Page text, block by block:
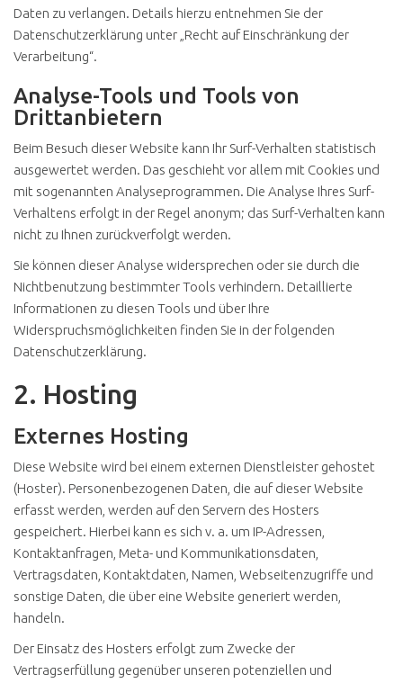
Daten zu verlangen. Details hierzu entnehmen Sie der
Datenschutzerklärung unter „Recht auf Einschränkung der
Verarbeitung“.
Analyse-Tools und Tools von
Drittanbietern
Beim Besuch dieser Website kann Ihr Surf-Verhalten statistisch
ausgewertet werden. Das geschieht vor allem mit Cookies und
mit sogenannten Analyseprogrammen. Die Analyse Ihres Surf-
Verhaltens erfolgt in der Regel anonym; das Surf-Verhalten kann
nicht zu Ihnen zurückverfolgt werden.
Sie können dieser Analyse widersprechen oder sie durch die
Nichtbenutzung bestimmter Tools verhindern. Detaillierte
Informationen zu diesen Tools und über Ihre
Widerspruchsmöglichkeiten finden Sie in der folgenden
Datenschutzerklärung.
2. Hosting
Externes Hosting
Diese Website wird bei einem externen Dienstleister gehostet
(Hoster). Personenbezogenen Daten, die auf dieser Website
erfasst werden, werden auf den Servern des Hosters
gespeichert. Hierbei kann es sich v. a. um IP-Adressen,
Kontaktanfragen, Meta- und Kommunikationsdaten,
Vertragsdaten, Kontaktdaten, Namen, Webseitenzugriffe und
sonstige Daten, die über eine Website generiert werden,
handeln.
Der Einsatz des Hosters erfolgt zum Zwecke der
Vertragserfüllung gegenüber unseren potenziellen und